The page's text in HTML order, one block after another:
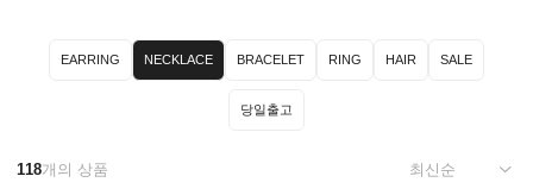
EARRING NECKLACE BRACELET RING HAIR SALE
당일출고
118개의 상품